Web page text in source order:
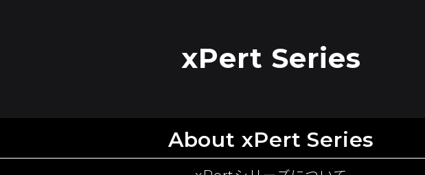
xPert Series
About xPert Series